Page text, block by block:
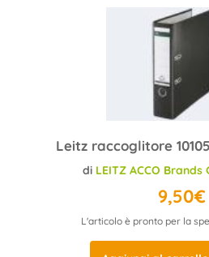
di LEITZ ACCO Brands
9,50€
L'articolo è pronto per la